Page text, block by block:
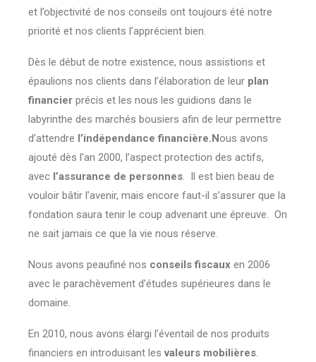
et l’objectivité de nos conseils ont toujours été notre
priorité et nos clients l’apprécient bien.
Dès le début de notre existence, nous assistions et
épaulions nos clients dans l’élaboration de leur plan
financier précis et les nous les guidions dans le
labyrinthe des marchés bousiers afin de leur permettre
d’attendre l’indépendance financière.Nous avons
ajouté dès l’an 2000, l’aspect protection des actifs,
avec l’assurance de personnes. Il est bien beau de
vouloir bâtir l’avenir, mais encore faut-il s’assurer que la
fondation saura tenir le coup advenant une épreuve. On
ne sait jamais ce que la vie nous réserve.
Nous avons peaufiné nos conseils fiscaux en 2006
avec le parachèvement d’études supérieures dans le
domaine.
En 2010, nous avons élargi l’éventail de nos produits
financiers en introduisant lesvaleurs mobilières.